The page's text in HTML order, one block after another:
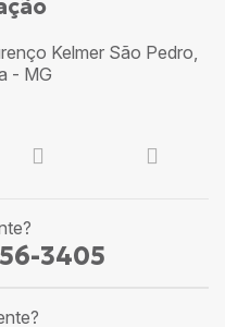
Kelmer São Pedro,
- MG
3405